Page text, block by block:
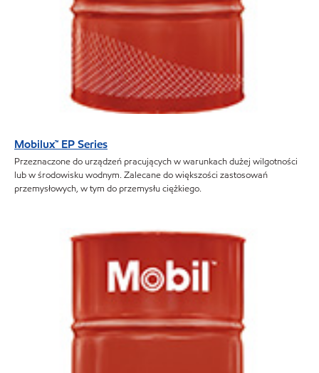
Mobilux™ EP Series
Przeznaczone do urządzeń pracujących w warunkach dużej wilgotności
lub w środowisku wodnym. Zalecane do większości zastosowań
przemysłowych, w tym do przemysłu ciężkiego.